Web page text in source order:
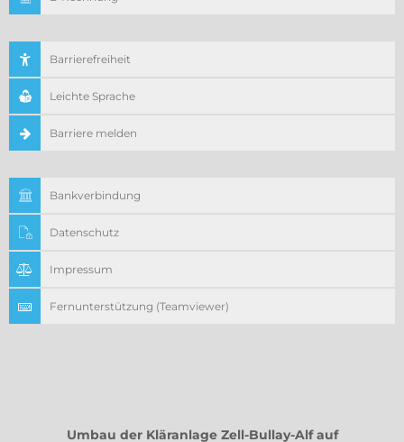
Barrierefreiheit
Leichte Sprache
Barriere melden
Bankverbindung
Datenschutz
Impressum
Fernunterstützung (Teamviewer)
Umbau der Kläranlage Zell-Bullay-Alf auf